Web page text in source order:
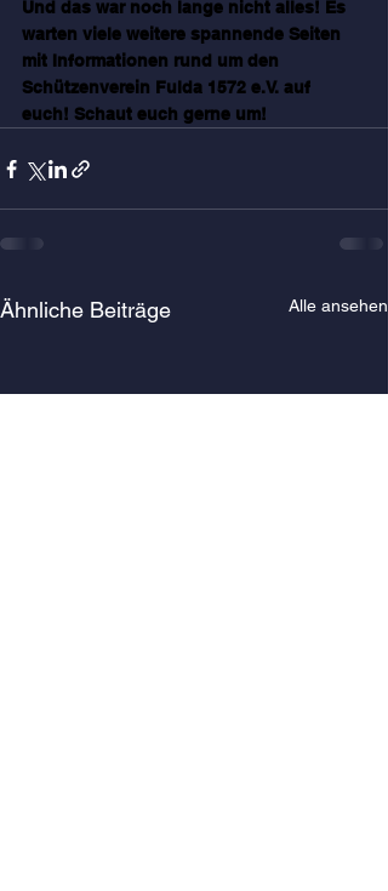
Und das war noch lange nicht alles! Es
warten viele weitere spannende Seiten
mit Informationen rund um den
Schützenverein Fulda 1572 e.V. auf
euch! Schaut euch gerne um!
Ähnliche Beiträge Alle ansehen